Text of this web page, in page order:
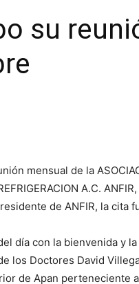
su
mensual de la
A.C.
de ANFIR, la cita
día con la bienvenida y
los Doctores David
de Apan perteneciente